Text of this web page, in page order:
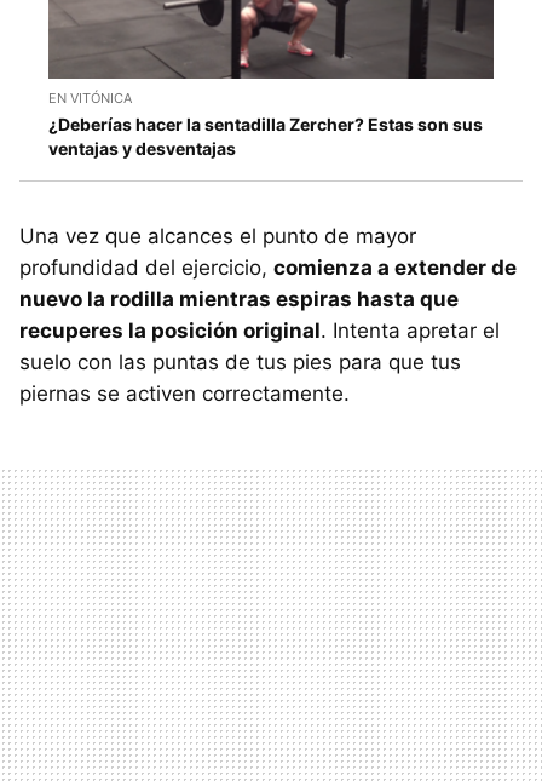
EN VITÓNICA
¿Deberías hacer la sentadilla Zercher? Estas son sus
ventajas y desventajas
Una vez que alcances el punto de mayor
profundidad del ejercicio, comienza a extender de
nuevo la rodilla mientras espiras hasta que
recuperes la posición original. Intenta apretar el
suelo con las puntas de tus pies para que tus
piernas se activen correctamente.